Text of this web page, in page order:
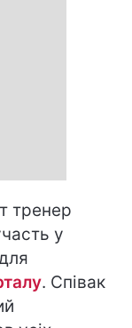
тренер
у
. Співак